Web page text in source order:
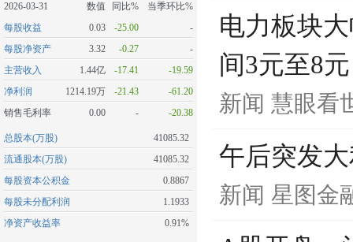
2026-03-31 数值 同比%
当季环比%
每股收益
0.03 -25.00
-
每股净资产
3.32 -0.27
-
主营收入
1.44亿 -17.41
-19.59
净利润
1214.19万 -21.43
-61.20
销售毛利率
0.00 - -20.38
总股本(万股)
41085.32
流通股本(万股)
41085.32
每股资本公积金
0.8867
每股未分配利润
1.1933
净资产收益率
0.91%
电力板块
间3元至8元
新闻 慧眼看
午后突发
新闻 星图金